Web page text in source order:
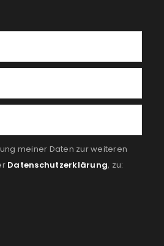
meiner Daten zur weiteren
Datenschutzerklärung, zu: